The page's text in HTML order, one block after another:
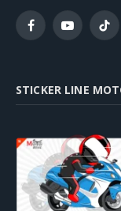
FacebookYouTube
STICKER LINE